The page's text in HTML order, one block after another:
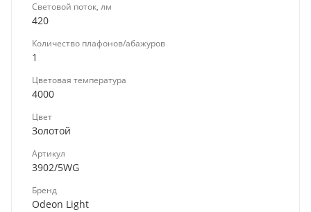
Световой поток, лм
420
Количество плафонов/абажуров
1
Цветовая температура
4000
Цвет
Золотой
Артикул
3902/5WG
Бренд
Odeon Light